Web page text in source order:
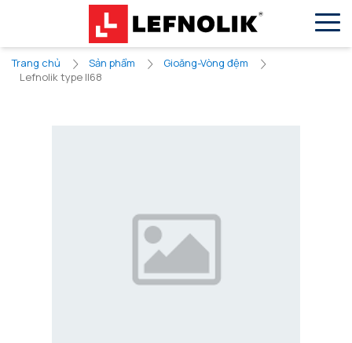
EN
Trang chủ Sản phẩm
Gioăng-Vòng đệm
Lefnolik type ll68